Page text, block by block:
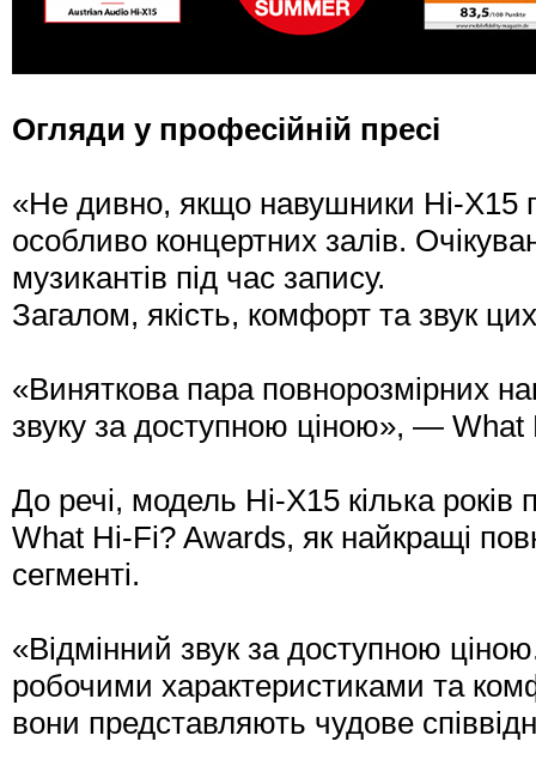
Огляди у професійній пресі
«Не дивно, якщо навушники Hi-X15
особливо концертних залів.
музикантів під час запису.
Загалом, якість, комфорт та звук
«Виняткова пара повнорозмірних
звуку за доступною ціною», — What
До речі, модель Hi-X15 кілька
What Hi-Fi? Awards, як найкращі
сегменті.
«Відмінний звук за доступною
робочими характеристиками та
вони представляють чудове